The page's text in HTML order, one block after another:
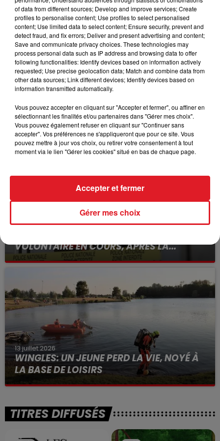
succède, Marie-Sophie Lacarrau, venue en plateau
saluer JPP, comme un passage de flambeau.
Jean-Pierre Pernaut a rendu l’antenne après un petit
discours où il a difficilement retenu ses larmes. La fin
d’une aventure, le début d’une autre. JPP ne disparait
pas des écrans : il sera encore présent sur LCI et
donne déjà rendez-vous surJPPTV.
FIL D'ACTUS
15 juillet 2026
VOLONTAIRE EN COURS, APRÈS LA...
Selon les premiers éléments, le logement servait
13 juillet 2026
WINGLES: UN JEUNE PERD LA VIE, NOYÉ À
LA BASE DE LOISIRS
La victime a coulé à pic
TITRES DIFFUSÉS
of data from different sources; Develop and improve services; Create
profiles to personalise content; Use profiles to select personalised
content; Use limited data to select content; Ensure security, prevent and
detect fraud, and fix errors; Deliver and present advertising and content;
Save and communicate privacy choices. These technologies may
process personal data such as IP address and browsing data to offer
following functionalities: Identify devices based on information actively
requested; Use precise geolocation data; Match and combine data from
other data sources; Link different devices; Identify devices based on
information transmitted automatically.
Vous pouvez accepter en cliquant sur "Accepter et fermer", ou affiner en
sélectionnant les finalités et/ou partenaires dans "Gérer mes choix".
Vous pouvez également refuser en cliquant sur "Continuer sans
accepter". Vos préférences ne s'appliqueront que pour ce site. Vous
pouvez mettre à jour vos choix, ou retirer votre consentement à tout
moment via le lien "Gérer les cookies" situé en bas de chaque page.
Gérer mes choix
Accepter et fermer